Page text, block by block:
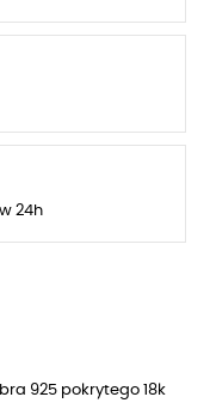
24h
925 pokrytego 18k